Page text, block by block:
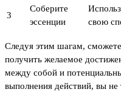
3
Соберите
эссенции
свою
Следуя этим шагам,
получить желаемое
между собой и
выполнения действий, вы не